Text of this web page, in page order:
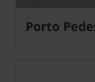
Porto